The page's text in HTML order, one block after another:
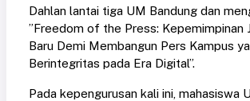
Dahlan lantai tiga UM Bandung dan
”Freedom of the Press: Kepemimpinan
Baru Demi Membangun Pers Kampus
Berintegritas pada Era Digital”.
Pada kepengurusan kali ini, mahasiswa